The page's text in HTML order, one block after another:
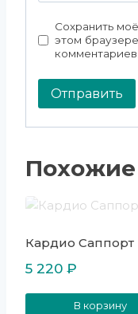
Сохранить
этом
комментариев.
Кардио Саппорт
5 220 ₽
В корзину